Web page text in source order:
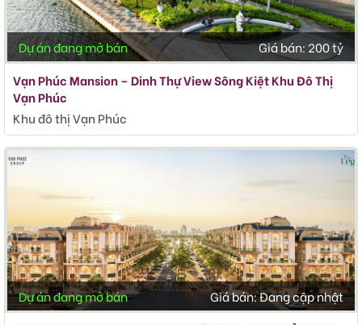
Dự án đang mở bán Giá bán: 200 tỷ
Vạn Phúc Mansion – Dinh Thự View Sông Kiệt Khu Đô Thị
Vạn Phúc
Khu đô thị Vạn Phúc
Dự án đang mở bán Giá bán:Đang cập nhật